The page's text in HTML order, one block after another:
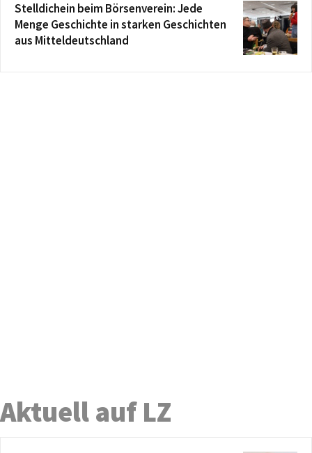
Stelldichein beim Börsenverein: Jede
Menge Geschichte in starken Geschichten
aus Mitteldeutschland
Aktuell auf LZ